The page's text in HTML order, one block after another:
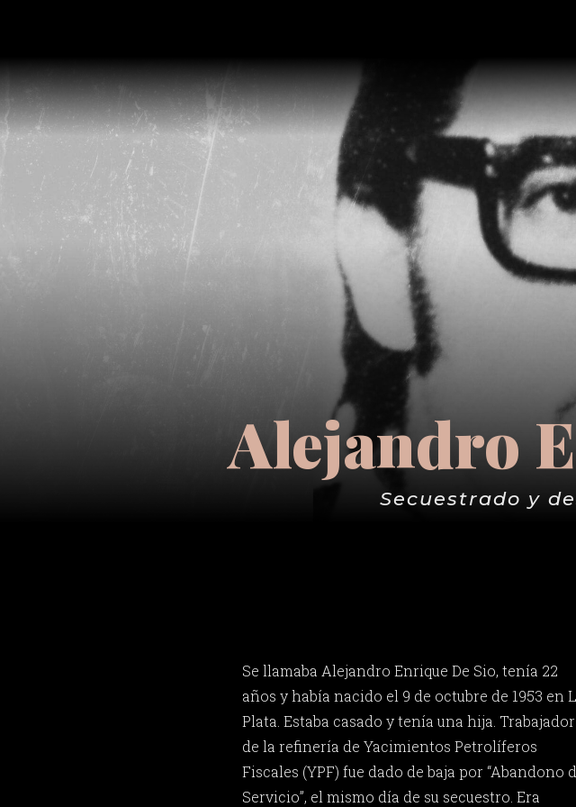
Alejandro
Secuestrado y
Se llamaba Alejandro Enrique De Sio, tenía 22
años y había nacido el 9 de octubre de 1953 en
Plata. Estaba casado y tenía una hija. Trabajador
de la refinería de Yacimientos Petrolíferos
Fiscales (YPF) fue dado de baja por “Abandono
Servicio”, el mismo día de su secuestro. Era